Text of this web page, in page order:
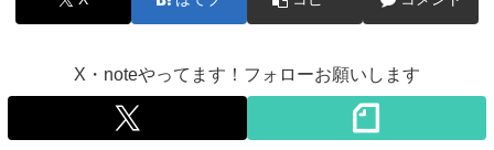
X・noteやってます！フォローお願いします